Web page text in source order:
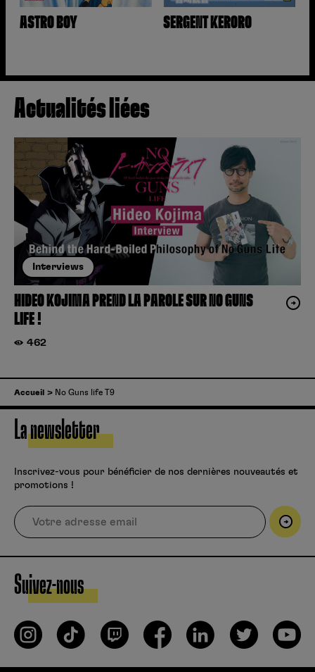
ASTRO BOY SERGENT KERORO
Actualités liées
Interviews
HIDEO KOJIMA PREND LA PAROLE SUR NO GUNS
LIFE !
462
Accueil No Guns life T9
La newsletter
Inscrivez-vous pour bénéficier de nos dernières nouveautés et
promotions !
Suivez-nous